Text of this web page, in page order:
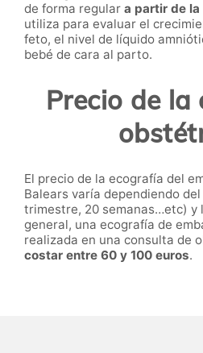
de forma regular a partir de
utiliza para evaluar el
feto, el nivel de líquido
bebé de cara al parto.
Precio de la
El precio de la ecografía del
Balears varía dependiendo
trimestre, 20 semanas…etc) y
general, una ecografía de
realizada en una consulta de
costar entre 60 y 100 euros.